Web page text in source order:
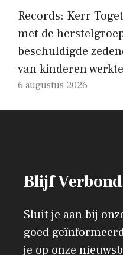
Records: Kerr
met de
beschuldigde
van kinderen werkte
6 augustus 2026
Blijf
Sluit je aan bij
goed
je op onze